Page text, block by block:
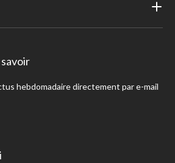
hebdomadaire directement par e-mail